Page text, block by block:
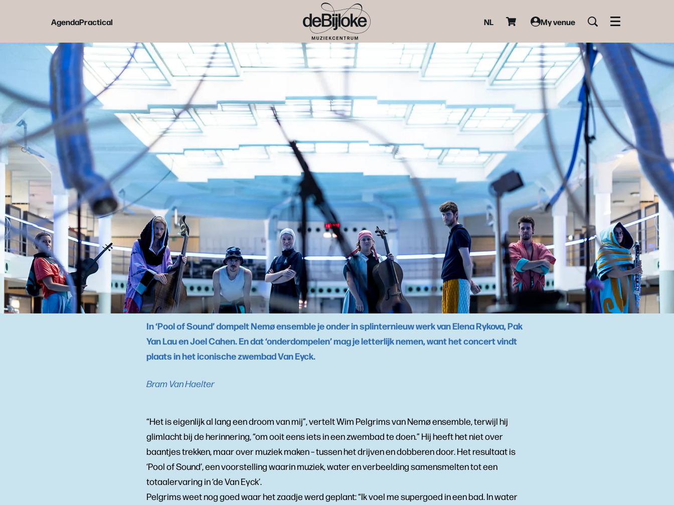
AgendaPractical NL My venue Menu
In ‘Pool of Sound’ dompelt Nemø ensemble je onder in splinternieuw werk van Elena Rykova, Pak
Yan Lau en Joel Cahen. En dat ‘onderdompelen’ mag je letterlijk nemen, want het concert vindt
plaats in het iconische zwembad Van Eyck.
Bram Van Haelter
“Het is eigenlijk al lang een droom van mij”, vertelt Wim Pelgrims van Nemø ensemble, terwijl hij
glimlacht bij de herinnering, “om ooit eens iets in een zwembad te doen.” Hij heeft het niet over
baantjes trekken, maar over muziek maken – tussen het drijven en dobberen door. Het resultaat is
‘Pool of Sound’, een voorstelling waarin muziek, water en verbeelding samensmelten tot een
totaalervaring in ‘de Van Eyck’.
Pelgrims weet nog goed waar het zaadje werd geplant: “Ik voel me supergoed in een bad. In water